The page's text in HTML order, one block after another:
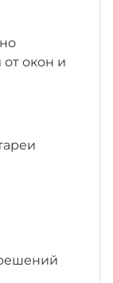
окон и